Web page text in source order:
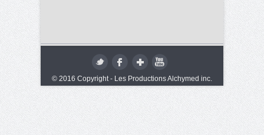
© 2016 Copyright - Les Productions Alchymed inc.